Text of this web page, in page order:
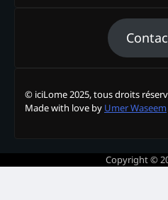
© iciLome 2025, tous droits
Made with love by Umer Waseem
Copyright ©